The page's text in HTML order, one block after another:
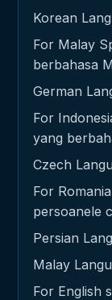
Korean
For Malay
berbahasa
German
For
yang
Czech
For
persoanele
Persian
Malay
For English